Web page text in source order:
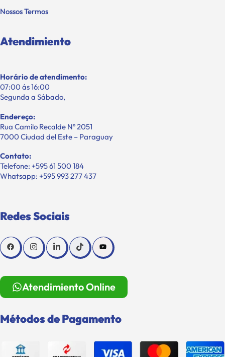
Nossos Termos
Atendimiento
Horário de atendimento:
07:00 ás 16:00
Segunda a Sábado,
Endereço:
Rua Camilo Recalde Nº 2051
7000 Ciudad del Este – Paraguay
Contato:
Telefone: +595 61 500 184
Whatsapp: +595 993 277 437
Redes Sociais
Atendimiento Online
Métodos de Pagamento